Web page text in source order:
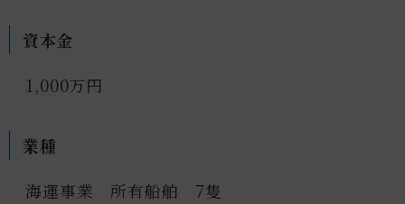
資本金
1,000万円
業種
海運事業 所有船舶 7隻